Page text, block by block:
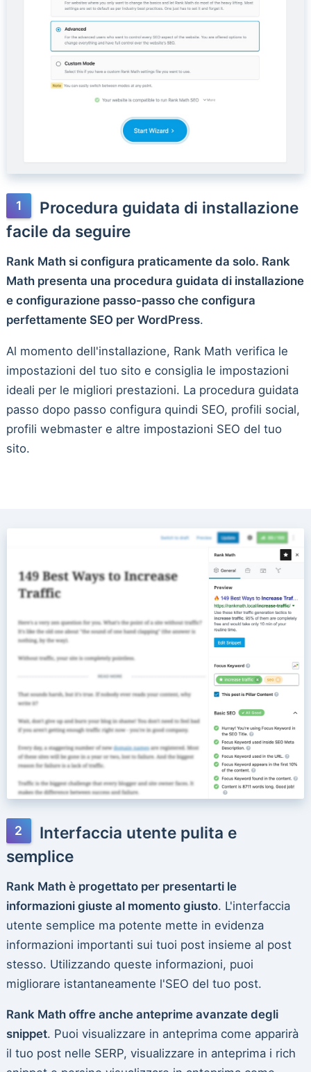
Procedura guidata di installazione
facile da seguire
Rank Math si configura praticamente da solo. Rank
Math presenta una procedura guidata di installazione
e configurazione passo-passo che configura
perfettamente SEO per WordPress.
Al momento dell'installazione, Rank Math verifica le
impostazioni del tuo sito e consiglia le impostazioni
ideali per le migliori prestazioni. La procedura guidata
passo dopo passo configura quindi SEO, profili social,
profili webmaster e altre impostazioni SEO del tuo
sito.
Interfaccia utente pulita e
semplice
Rank Math è progettato per presentarti le
informazioni giuste al momento giusto. L'interfaccia
utente semplice ma potente mette in evidenza
informazioni importanti sui tuoi post insieme al post
stesso. Utilizzando queste informazioni, puoi
migliorare istantaneamente l'SEO del tuo post.
Rank Math offre anche anteprime avanzate degli
snippet. Puoi visualizzare in anteprima come apparirà
il tuo post nelle SERP, visualizzare in anteprima i rich